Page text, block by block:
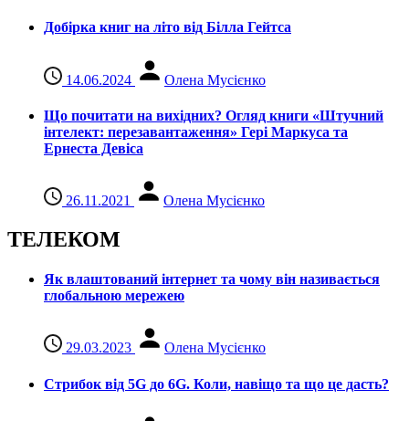
Добірка книг на літо від Білла Гейтса
14.06.2024 Олена Мусієнко
Що почитати на вихідних? Огляд книги «Штучний
інтелект: перезавантаження» Гері Маркуса та
Ернеста Девіса
26.11.2021 Олена Мусієнко
ТЕЛЕКОМ
Як влаштований інтернет та чому він називається
глобальною мережею
29.03.2023 Олена Мусієнко
Стрибок від 5G до 6G. Коли, навіщо та що це даcть?